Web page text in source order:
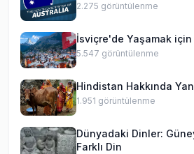
2.275 görüntülenme
İsviçre'de Yaşamak için
5.547 görüntülenme
Hindistan Hakkında
1.951 görüntülenme
Dünyadaki Dinler:
Farklı Din